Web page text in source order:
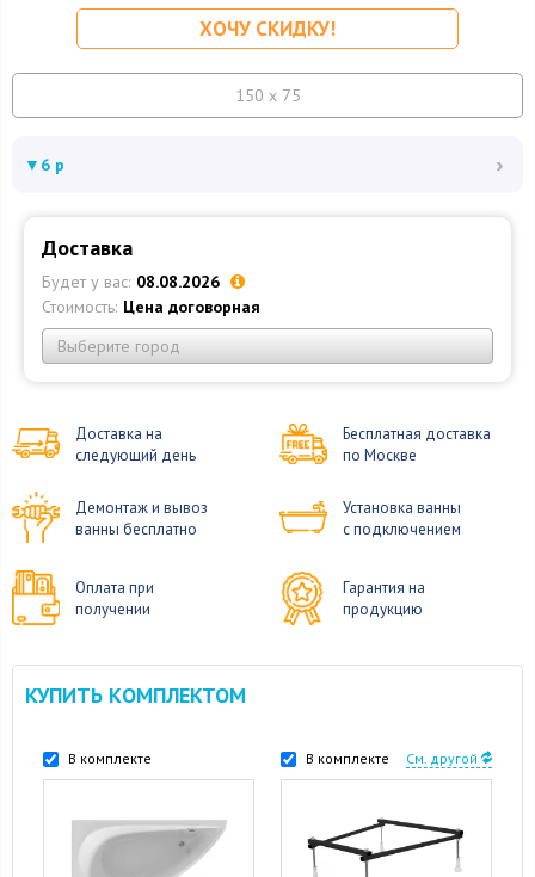
ХОЧУ СКИДКУ!
150 x 75
▼ 6 р ›
Доставка
Будет у вас: 08.08.2026
Стоимость: Цена договорная
Выберите город
Доставка на
следующий день
Бесплатная доставка
по Москве
Демонтаж и вывоз
ванны бесплатно
Установка ванны
с подключением
Оплата при
получении
Гарантия на
продукцию
КУПИТЬ КОМПЛЕКТОМ
В комплекте В комплекте См. другой